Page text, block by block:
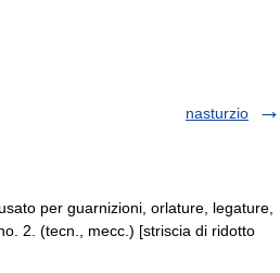
nasturzio
per guarnizioni, orlature, legature,
2. (tecn., mecc.) [striscia di ridotto